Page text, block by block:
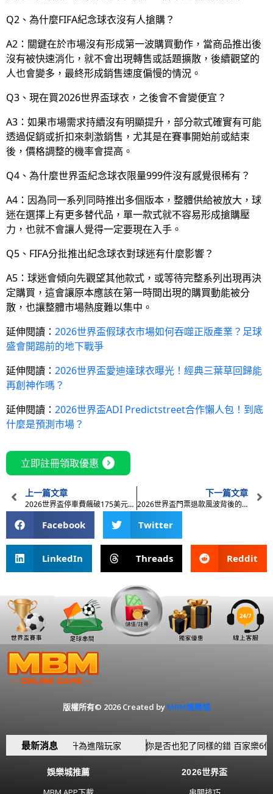
Q2、為什麼FIFA紀念球衣沒有人搶購？
A2：關鍵在於市場沒有形成第一波購買動作，當商品推出後
沒有被快速消化，就不會出現轉售或話題擴散，後續觀望的
人也會變多，最終形成銷售速度偏慢的情況。
Q3、現在買2026世界盃球衣，之後會不會變便宜？
A3：如果市場需求持續沒有明顯提升，部分款式確實有可能
透過促銷或折扣來刺激銷售，尤其是在賽事開始前或結束
後，價格調整的機率會提高。
Q4、為什麼世界盃紀念球衣限量999件沒有感覺很稀有？
A4：因為同一系列同時推出多個版本，整體供給被放大，球
迷在選擇上有更多替代品，單一款式就不容易形成搶購壓
力，也就不會讓人覺得一定要現在入手。
Q5、FIFA分批推出紀念球衣對球迷有什麼影響？
A5：球迷會傾向先觀望其他款式，或等待完整系列出現再決
定購買，這會讓原本應該在第一時間出現的購買動能被分
散，也讓整體市場熱度難以集中。
延伸閱讀： 2026世界盃假球衣市場如何吞噬正版產業？足球
盛會開踢前的地下戰爭
延伸閱讀： 2026世界盃愛迪達球衣曝光！經典三葉草回歸能
再創神作嗎？
延伸閱讀： 2026世界盃ADI Predictstreet合作懶人包！到底
什麼是預測市場？
立即註冊領取優惠 expand_circle_right
上一篇文章
2026世界盃停車費飆破175美元！FIFA如何把交通變成金雞母？
下一篇文章
2026世界盃門票退款風波背後的營運危機：FIFA轉售平台失靈？
Facebook Twitter
LinkedIn Threads Reddit
版權所有© 2026 Created by MBM娛樂城
最新消息
你從新手躍升為進階玩家 你是否也犯了同樣的錯 百家樂6個新
娛樂城推薦 2026世界盃